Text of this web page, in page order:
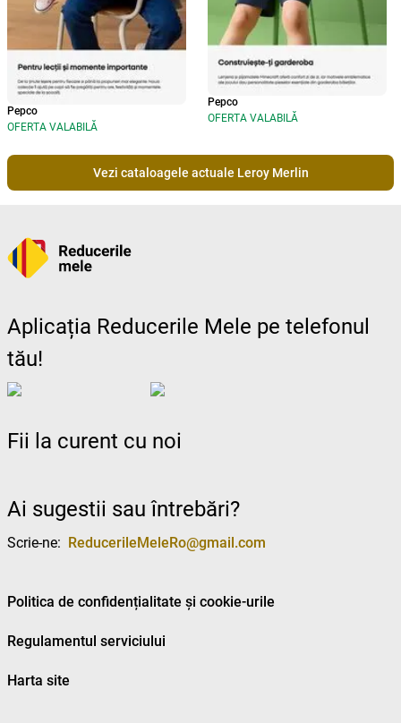
Pepco
OFERTA VALABILĂ
Pepco
OFERTA VALABILĂ
Vezi cataloagele actuale Leroy Merlin
Aplicația Reducerile Mele pe telefonul
tău!
Fii la curent cu noi
Ai sugestii sau întrebări?
Scrie-ne: ReducerileMeleRo@gmail.com
Politica de confidențialitate și cookie-urile
Regulamentul serviciului
Harta site